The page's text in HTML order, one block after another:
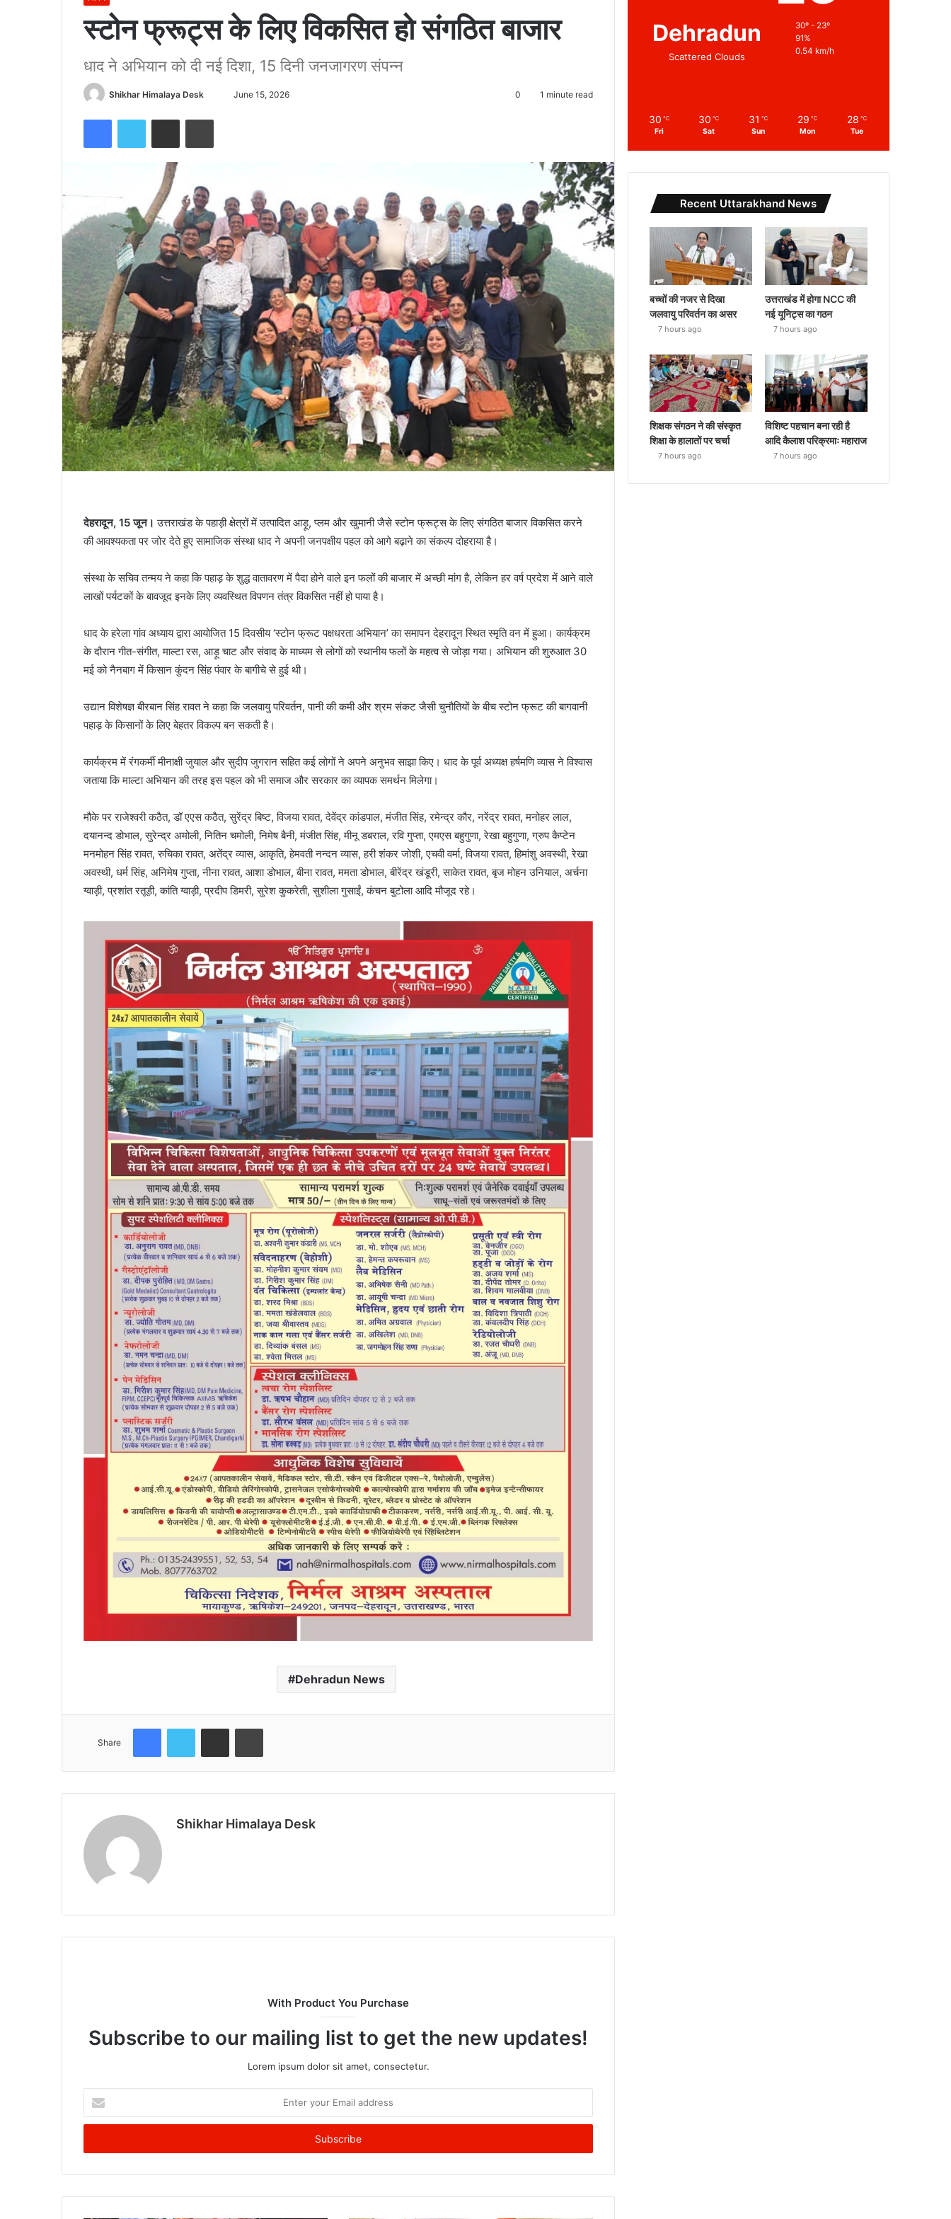
स्टोन फ्रूट्स के लिए विकसित हो संगठित बाजार
धाद ने अभियान को दी नई दिशा, 15 दिनी जनजागरण संपन्न
Shikhar Himalaya Desk
SendJune 15, 2026 0 1 minute read
FacebookTwitter Share via Email Print
देहरादून, 15 जून। उत्तराखंड के पहाड़ी क्षेत्रों में उत्पादित आड़ू, प्लम और खुमानी जैसे स्टोन फ्रूट्स के लिए संगठित बाजार विकसित करने
की आवश्यकता पर जोर देते हुए सामाजिक संस्था धाद ने अपनी जनपक्षीय पहल को आगे बढ़ाने का संकल्प दोहराया है।
संस्था के सचिव तन्मय ने कहा कि पहाड़ के शुद्ध वातावरण में पैदा होने वाले इन फलों की बाजार में अच्छी मांग है, लेकिन हर वर्ष प्रदेश में आने वाले
लाखों पर्यटकों के बावजूद इनके लिए व्यवस्थित विपणन तंत्र विकसित नहीं हो पाया है।
धाद के हरेला गांव अध्याय द्वारा आयोजित 15 दिवसीय ‘स्टोन फ्रूट पक्षधरता अभियान’ का समापन देहरादून स्थित स्मृति वन में हुआ। कार्यक्रम
के दौरान गीत-संगीत, माल्टा रस, आड़ू चाट और संवाद के माध्यम से लोगों को स्थानीय फलों के महत्व से जोड़ा गया। अभियान की शुरुआत 30
मई को नैनबाग में किसान कुंदन सिंह पंवार के बागीचे से हुई थी।
उद्यान विशेषज्ञ बीरबान सिंह रावत ने कहा कि जलवायु परिवर्तन, पानी की कमी और श्रम संकट जैसी चुनौतियों के बीच स्टोन फ्रूट की बागवानी
पहाड़ के किसानों के लिए बेहतर विकल्प बन सकती है।
कार्यक्रम में रंगकर्मी मीनाक्षी जुयाल और सुदीप जुगरान सहित कई लोगों ने अपने अनुभव साझा किए। धाद के पूर्व अध्यक्ष हर्षमणि व्यास ने विश्वास
जताया कि माल्टा अभियान की तरह इस पहल को भी समाज और सरकार का व्यापक समर्थन मिलेगा।
मौके पर राजेश्वरी कठैत, डॉ एएस कठैत, सुरेंद्र बिष्ट, विजया रावत, देवेंद्र कांडपाल, मंजीत सिंह, रमेन्द्र कौर, नरेंद्र रावत, मनोहर लाल,
दयानन्द डोभाल, सुरेन्द्र अमोली, नितिन चमोली, निमेष बैनी, मंजीत सिंह, मीनू डबराल, रवि गुप्ता, एमएस बहुगुणा, रेखा बहुगुणा, ग्रुप कैप्टेन
मनमोहन सिंह रावत, रुचिका रावत, अतेंद्र व्यास, आकृति, हेमवती नन्दन व्यास, हरी शंकर जोशी, एचवी वर्मा, विजया रावत, हिमांशु अवस्थी, रेखा
अवस्थी, धर्म सिंह, अनिमेष गुप्ता, नीना रावत, आशा डोभाल, बीना रावत, ममता डोभाल, बीरेंद्र खंडूरी, साकेत रावत, बृज मोहन उनियाल, अर्चना
ग्वाड़ी, प्रशांत रतूड़ी, कांति ग्वाड़ी, प्रदीप डिमरी, सुरेश कुकरेती, सुशीला गुसाईं, कंचन बुटोला आदि मौजूद रहे।
Dehradun News
Share
FacebookTwitter Share via Email Print
Shikhar Himalaya Desk
With Product You Purchase
Subscribe to our mailing list to get the new updates!
Lorem ipsum dolor sit amet, consectetur.
your
Email
Dehradun
Scattered Clouds
30º - 23º
91%
0.54 km/h
30 ℃
Fri
30 ℃
Sat
31 ℃
Sun
29 ℃
Mon
28 ℃
Tue
Recent Uttarakhand News
बच्चों की नजर से दिखा
जलवायु परिवर्तन का असर
7 hours ago
उत्तराखंड में होगा NCC की
नई यूनिट्स का गठन
7 hours ago
शिक्षक संगठन ने की संस्कृत
शिक्षा के हालातों पर चर्चा
7 hours ago
विशिष्ट पहचान बना रही है
आदि कैलाश परिक्रमाः महाराज
7 hours ago